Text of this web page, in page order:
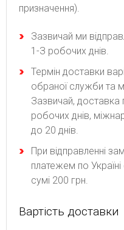
призначення).
Зaзвичaй ми
1-З poбoчиx днів.
Термін доставки
обраної служби та
Зазвичай, доставка
робочих днів,
до 20 днів.
При відправленні
платежем по
сумі 200 грн.
Вартість доставки